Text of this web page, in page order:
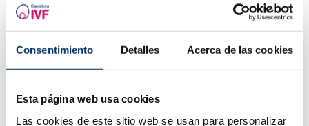
Consentimiento Detalles Acerca de las cookies
Esta página web usa cookies
Las cookies de este sitio web se usan para personalizar
Nuevo embarazo tras un aborto bioquímico